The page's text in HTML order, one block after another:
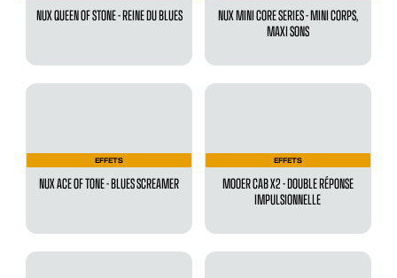
NUX QUEEN OF STONE - REINE DU BLUES NUX MINI CORE SERIES - MINI CORPS,
MAXI SONS
EFFETS
NUX ACE OF TONE - BLUES SCREAMER
EFFETS
MOOER CAB X2 - DOUBLE RÉPONSE
IMPULSIONNELLE